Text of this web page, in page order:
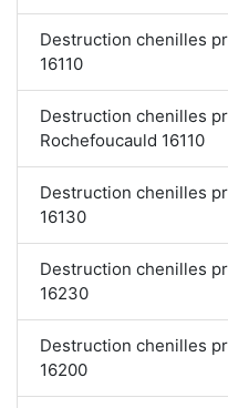
Destruction chenilles
16110
Destruction chenilles
Rochefoucauld 16110
Destruction chenilles
16130
Destruction chenilles
16230
Destruction chenilles
16200